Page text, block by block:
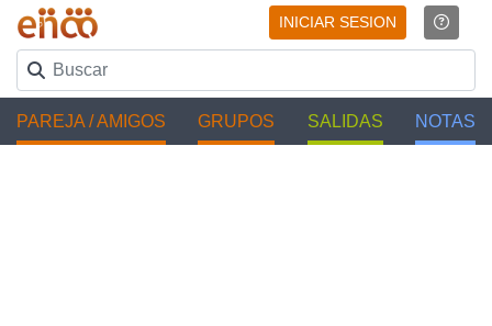
INICIAR SESION
PAREJA / AMIGOS GRUPOS SALIDAS NOTAS